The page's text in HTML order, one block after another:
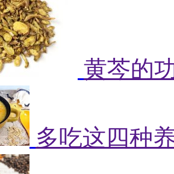
黄芩的
多吃这四种